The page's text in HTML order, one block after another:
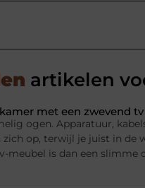
artikelen
met een zwevend
ogen. Apparatuur,
zich op, terwijl je juist in de
meubel is dan een slimme